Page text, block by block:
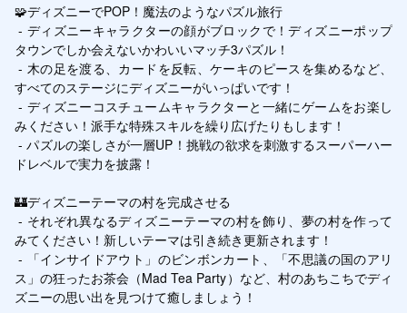
🧩ディズニーでPOP！魔法のようなパズル旅行
- ディズニーキャラクターの顔がブロックで！ディズニーポップ
タウンでしか会えないかわいいマッチ3パズル！
- 木の足を渡る、カードを反転、ケーキのピースを集めるなど、
すべてのステージにディズニーがいっぱいです！
- ディズニーコスチュームキャラクターと一緒にゲームをお楽し
みください！派手な特殊スキルを繰り広げたりもします！
- パズルの楽しさが一層UP！挑戦の欲求を刺激するスーパーハー
ドレベルで実力を披露！
🏰ディズニーテーマの村を完成させる
- それぞれ異なるディズニーテーマの村を飾り、夢の村を作って
みてください！新しいテーマは引き続き更新されます！
- 「インサイドアウト」のビンボンカート、「不思議の国のアリ
ス」の狂ったお茶会（Mad Tea Party）など、村のあちこちでディ
ズニーの思い出を見つけて癒しましょう！